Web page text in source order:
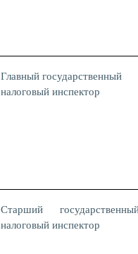
Главный государственный
налоговый инспектор
Старший
налоговый инспектор